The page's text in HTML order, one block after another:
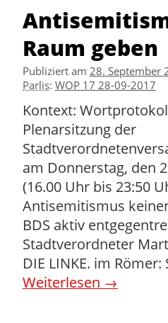
Raum geben
Publiziert am 28. September
Parlis: WOP 17 28-09-2017
Kontext:
Plenarsitzung der
am Donnerstag, den
(16.00 Uhr bis 23:50
Antisemitismus
BDS aktiv
Stadtverordneter
DIE LINKE. im
Weiterlesen →